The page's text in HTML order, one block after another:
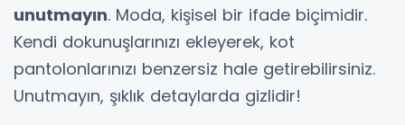
unutmayın. Moda, kişisel bir ifade biçimidir.
Kendi dokunuşlarınızı ekleyerek, kot
pantolonlarınızı benzersiz hale getirebilirsiniz.
Unutmayın, şıklık detaylarda gizlidir!